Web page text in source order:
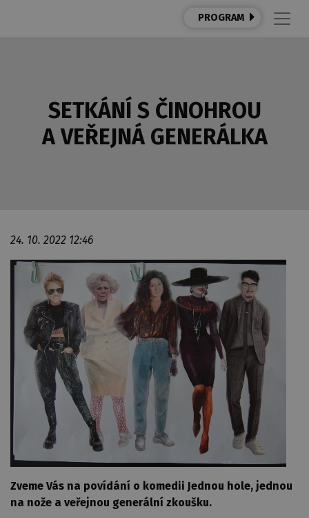
PROGRAM
SETKÁNÍ S ČINOHROU
A VEŘEJNÁ GENERÁLKA
24. 10. 2022 12:46
Zveme Vás na povídání o komedii Jednou hole, jednou
na nože a veřejnou generální zkoušku.